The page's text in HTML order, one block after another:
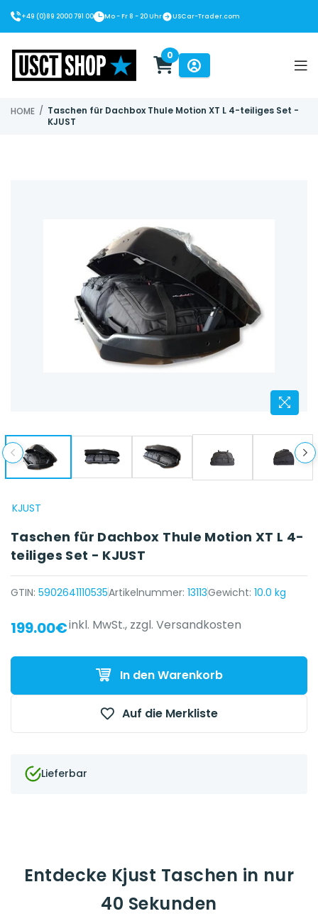
+49 (0)89 2000 791 00 Mo - Fr 8 - 20 Uhr USCar-Trader.com
0
HOME / Taschen für Dachbox Thule Motion XT L 4-teiliges Set -
KJUST
KJUST
Taschen für Dachbox Thule Motion XT L 4-
teiliges Set - KJUST
GTIN: 5902641110535Artikelnummer: 13113Gewicht: 10.0 kg
{{ name }} auf {{ platform }}
199.00€inkl. MwSt., zzgl. Versandkosten
In den Warenkorb
Auf die Merkliste
Lieferbar
Entdecke Kjust Taschen in nur
40 Sekunden